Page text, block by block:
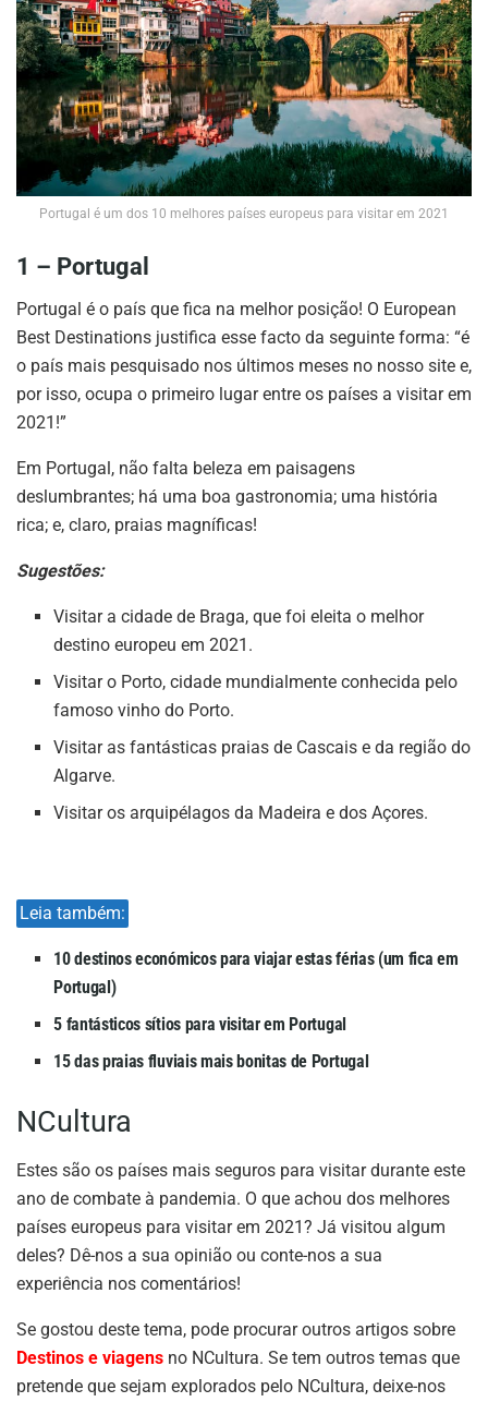
Portugal é um dos 10 melhores países europeus para visitar em 2021
1 – Portugal
Portugal é o país que fica na melhor posição! O European
Best Destinations justifica esse facto da seguinte forma: “é
o país mais pesquisado nos últimos meses no nosso site e,
por isso, ocupa o primeiro lugar entre os países a visitar em
2021!”
Em Portugal, não falta beleza em paisagens
deslumbrantes; há uma boa gastronomia; uma história
rica; e, claro, praias magníficas!
Sugestões:
Visitar a cidade de Braga, que foi eleita o melhor
destino europeu em 2021.
Visitar o Porto, cidade mundialmente conhecida pelo
famoso vinho do Porto.
Visitar as fantásticas praias de Cascais e da região do
Algarve.
Visitar os arquipélagos da Madeira e dos Açores.
Leia também:
10 destinos económicos para viajar estas férias (um fica em
Portugal)
5 fantásticos sítios para visitar em Portugal
15 das praias fluviais mais bonitas de Portugal
NCultura
Estes são os países mais seguros para visitar durante este
ano de combate à pandemia. O que achou dos melhores
países europeus para visitar em 2021? Já visitou algum
deles? Dê-nos a sua opinião ou conte-nos a sua
experiência nos comentários!
Se gostou deste tema, pode procurar outros artigos sobre
Destinos e viagens no NCultura. Se tem outros temas que
pretende que sejam explorados pelo NCultura, deixe-nos